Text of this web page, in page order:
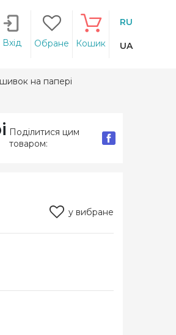
Вхід Обране Кошик
RU
UA
на папері
Поділитися цим
товаром:
у вибране